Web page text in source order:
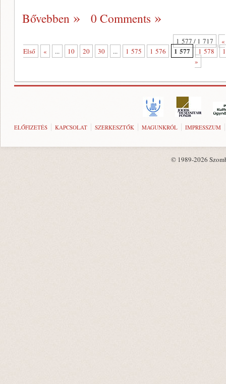
Bővebben 0 Comments
1 577 / 1 717
«
Első
« ... 10 20 30 ... 1 575 1 576 1 577 1 578
»
ELŐFIZETÉS KAPCSOLAT SZERKESZTŐK MAGUNKRÓL IMPRESSZUM
© 1989-2026